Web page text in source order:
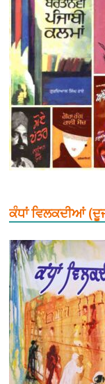
ਕੰਧਾਂ ਵਿਲਕਦੀਆਂ